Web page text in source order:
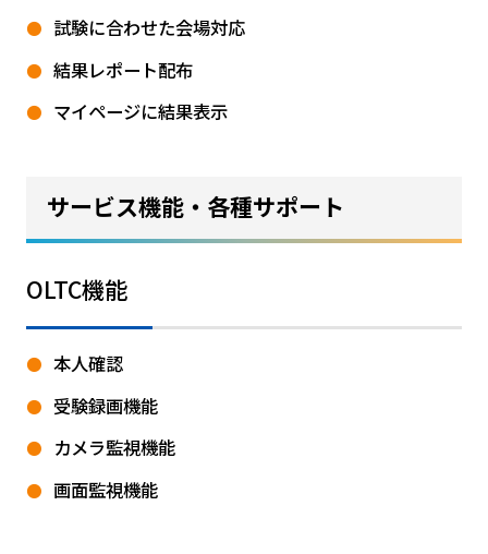
試験に合わせた会場対応
結果レポート配布
マイページに結果表示
サービス機能・各種サポート
OLTC機能
本人確認
受験録画機能
カメラ監視機能
画面監視機能